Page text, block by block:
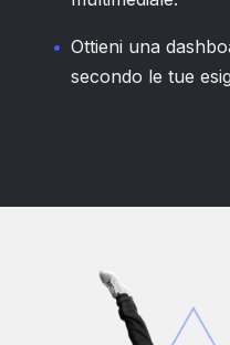
Ottieni una
secondo le tue